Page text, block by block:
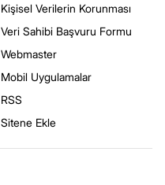
Kişisel Verilerin Korunması
Veri Sahibi Başvuru Formu
Webmaster
Mobil Uygulamalar
RSS
Sitene Ekle